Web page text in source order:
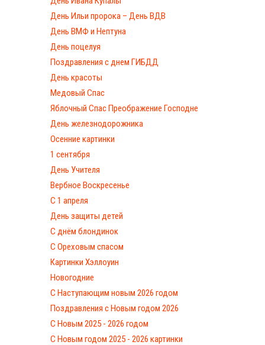
День Ильи пророка – День ВДВ
День ВМФ и Нептуна
День поцелуя
Поздравления с днем ГИБДД
День красоты
Медовый Спас
Яблочный Спас Преображение Господне
День железнодорожника
Осенние картинки
1 сентября
День Учителя
Вербное Воскресенье
С 1 апреля
День защиты детей
С днём блондинок
С Ореховым спасом
Картинки Хэллоуин
Новогодние
С Наступающим новым 2026 годом
Поздравления с Новым годом 2026
С Новым 2025 - 2026 годом
C Новым годом 2025 - 2026 картинки